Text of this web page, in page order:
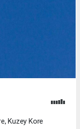
Kuzey Kore